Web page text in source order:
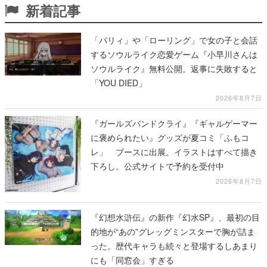
新着記事
「パリィ」や「ローリング」で女の子と会話
するソウルライク恋愛ゲーム『小早川さんは
ソウルライク』無料公開。返事に失敗すると
「YOU DIED」
2026年8月7日
『ガールズバンドクライ』『ギャルゲーマー
に褒められたい』グッズが夏コミ「ふもコ
レ」 ブースに出展。イラストはすべて描き
下ろし。公式サイトで予約を受付中
2026年8月7日
『幻想水滸伝』の新作『幻水SP』、最初の目
的地が“あの”グレッグミンスターで胸が詰ま
った。歴代キャラも続々と登場するしあまり
にも「同窓会」すぎる